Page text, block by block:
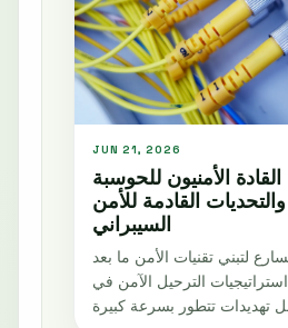
JUN 21, 2026
الأمنيون للحوسبة
القادمة للأمن
السيبراني
لتبني تقنيات الأمن ما بعد
الترحيل الآمن في